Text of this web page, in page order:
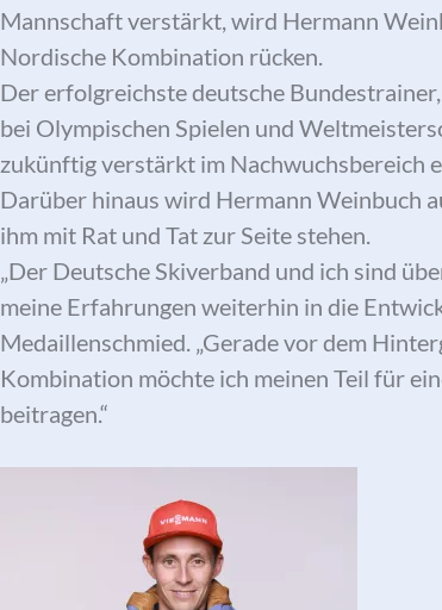
Mannschaft verstärkt, wird Hermann
Nordische Kombination rücken.
Der erfolgreichste deutsche
bei Olympischen Spielen und
zukünftig verstärkt im Nachwuchsbereich
Darüber hinaus wird Hermann Weinbuch
ihm mit Rat und Tat zur Seite stehen.
„Der Deutsche Skiverband und ich sind
meine Erfahrungen weiterhin in die
Medaillenschmied. „Gerade vor dem
Kombination möchte ich meinen Teil für
beitragen.“